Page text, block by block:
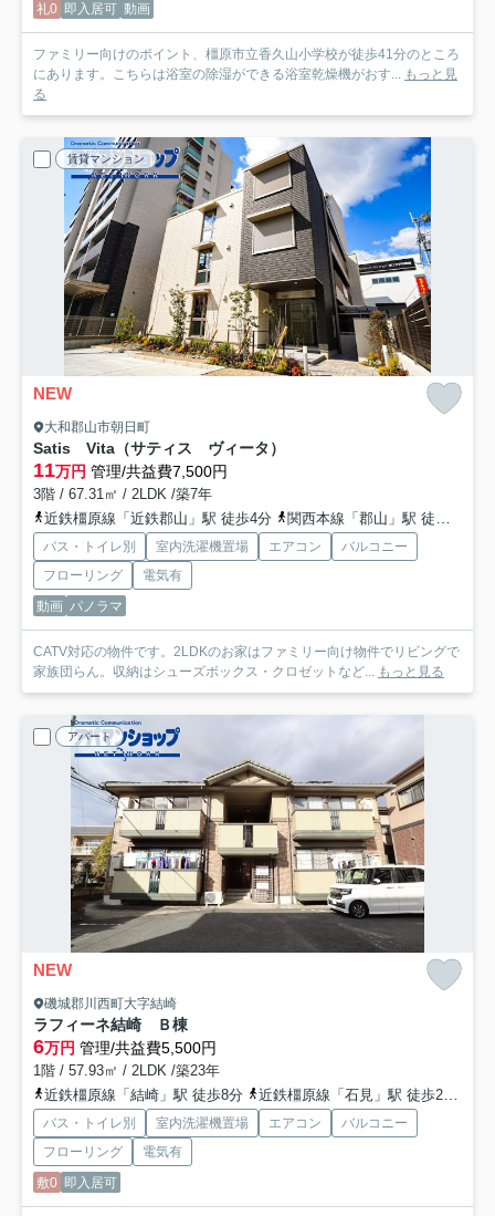
礼0 即入居可 動画
ファミリー向けのポイント、橿原市立香久山小学校が徒歩41分のところ
にあります。こちらは浴室の除湿ができる浴室乾燥機がおす... もっと見
る
賃貸マンション
NEW
大和郡山市朝日町
Satis Vita（サティス ヴィータ）
11万円 管理/共益費7,500円
3階 / 67.31㎡ / 2LDK /築7年
近鉄橿原線「近鉄郡山」駅 徒歩4分
関西本線「郡山」駅 徒歩13分
バス・トイレ別 室内洗濯機置場 エアコン
バルコニー
フローリング
電気有
動画 パノラマ
CATV対応の物件です。2LDKのお家はファミリー向け物件でリビングで
家族団らん。収納はシューズボックス・クロゼットなど...
もっと見る
アパート
NEW
磯城郡川西町大字結崎
ラフィーネ結崎 Ｂ棟
6万円 管理/共益費5,500円
1階 / 57.93㎡ / 2LDK /築23年
近鉄橿原線「結崎」駅 徒歩8分
近鉄橿原線「石見」駅 徒歩29分
バス・トイレ別 室内洗濯機置場 エアコン
バルコニー
フローリング
電気有
敷0 即入居可